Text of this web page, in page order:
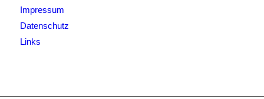
Impressum
Datenschutz
Links